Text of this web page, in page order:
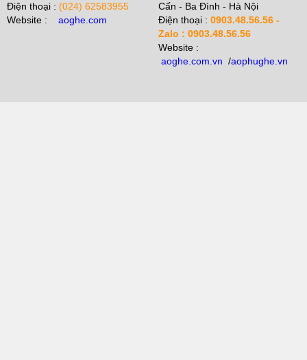
Điện thoại : (024) 62583955
Website : aoghe.com
Cấn - Ba Đình - Hà Nội
Điện thoại : 0903.48.56.56 -
Zalo : 0903.48.56.56
Website :
aoghe.com.vn /aophughe.vn